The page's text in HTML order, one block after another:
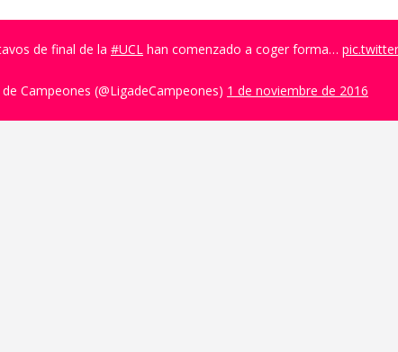
de final de la #UCL han comenzado a coger forma…
Campeones (@LigadeCampeones) 1 de noviembre de 2016